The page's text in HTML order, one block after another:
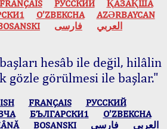
FRANÇAIS РУССКИЙ
ҚАЗАҚША
O’ZBEKCHA
AZӘRBAYCAN
العربي فارسی
hesâb ile değil, hilâlin
gözle görülmesi ile başlar."
FRANÇAIS
РУССКИЙ
БЪЛГАРСКИ1
O’ZBEKCHA
BOSANSKI العربي فارسی